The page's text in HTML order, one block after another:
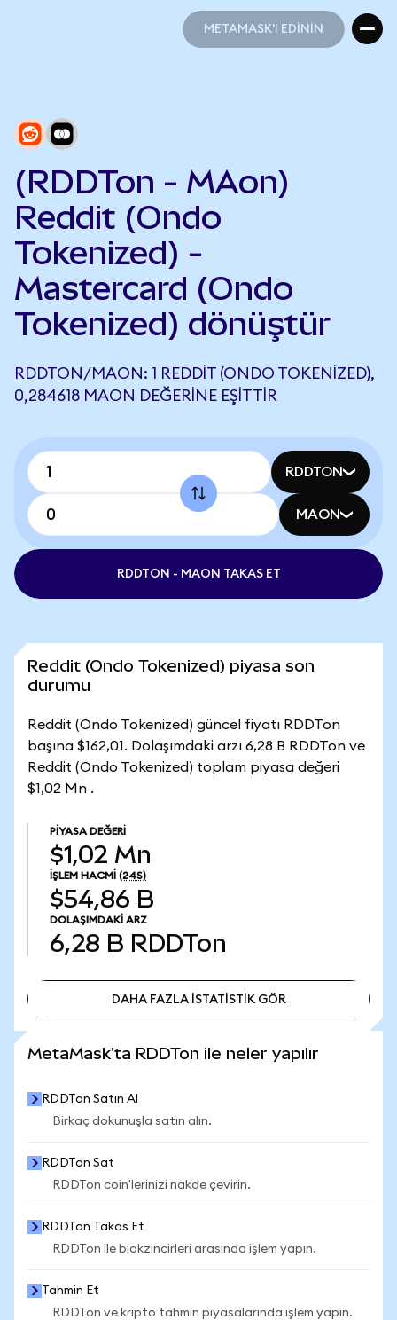
METAMASK'I EDİNİN
(RDDTon - MAon)
Reddit (Ondo
Tokenized) -
Mastercard (Ondo
Tokenized) dönüştür
RDDTON/MAON: 1 REDDIT (ONDO TOKENIZED),
0,284618 MAON DEĞERINE EŞITTIR
RDDTON
MAON
RDDTON - MAON TAKAS ET
Reddit (Ondo Tokenized) piyasa son
durumu
Reddit (Ondo Tokenized) güncel fiyatı RDDTon
başına $162,01. Dolaşımdaki arzı 6,28 B RDDTon ve
Reddit (Ondo Tokenized) toplam piyasa değeri
$1,02 Mn .
PIYASA DEĞERI
$1,02 Mn
İŞLEM HACMI (24S)
$54,86 B
DOLAŞIMDAKI ARZ
6,28 B RDDTon
DAHA FAZLA İSTATİSTİK GÖR
MetaMask'ta RDDTon ile neler yapılır
RDDTon Satın Al
Birkaç dokunuşla satın alın.
RDDTon Sat
RDDTon coin'lerinizi nakde çevirin.
RDDTon Takas Et
RDDTon ile blokzincirleri arasında işlem yapın.
Tahmin Et
RDDTon ve kripto tahmin piyasalarında işlem yapın.